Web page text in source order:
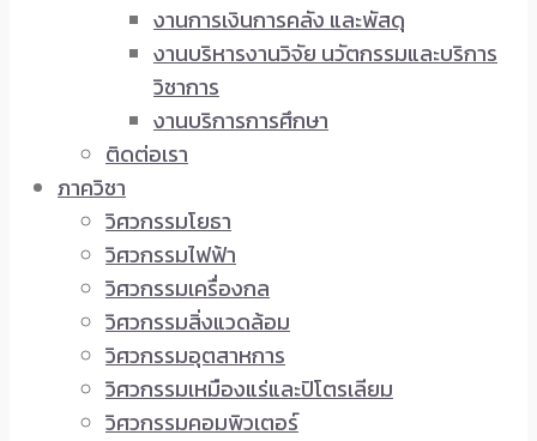
งานการเงินการคลัง และพัสดุ
งานบริหารงานวิจัย นวัตกรรมและบริการ
วิชาการ
งานบริการการศึกษา
ติดต่อเรา
ภาควิชา
วิศวกรรมโยธา
วิศวกรรมไฟฟ้า
วิศวกรรมเครื่องกล
วิศวกรรมสิ่งแวดล้อม
วิศวกรรมอุตสาหการ
วิศวกรรมเหมืองแร่และปิโตรเลียม
วิศวกรรมคอมพิวเตอร์